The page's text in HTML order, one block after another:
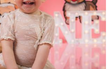
0